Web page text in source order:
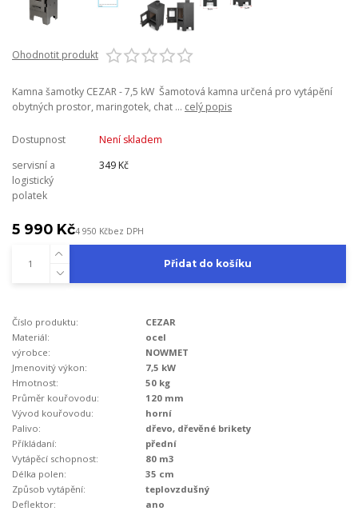
Ohodnotit produkt
Kamna šamotky CEZAR - 7,5 kW Šamotová kamna určená pro vytápění
obytných prostor, maringotek, chat ... celý popis
Dostupnost
Není skladem
servisní a
logistický
polatek
349 Kč
5 990 Kč4 950 Kčbez DPH
Přidat do košíku
Číslo produktu:
CEZAR
Materiál:
ocel
výrobce:
NOWMET
Jmenovitý výkon:
7,5 kW
Hmotnost:
50 kg
Průměr kouřovodu:
120 mm
Vývod kouřovodu:
horní
Palivo:
dřevo, dřevěné brikety
Příkládaní:
přední
Vytápěcí schopnost:
80 m3
Délka polen:
35 cm
Způsob vytápění:
teplovzdušný
Deflektor:
ano